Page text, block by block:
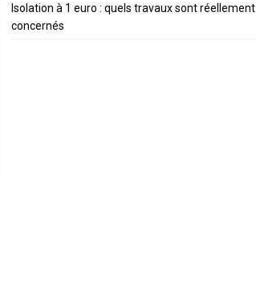
Isolation à 1 euro : quels travaux sont réellement
concernés